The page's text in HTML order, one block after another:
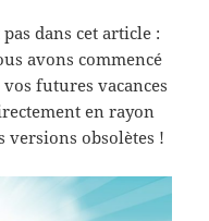
dans cet article :
avons commencé
futures vacances
en rayon
versions obsolètes !